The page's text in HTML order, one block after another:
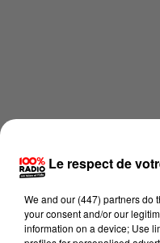
Le respect de
We and our (447) partnersdo
your consent and/or our
information on a device; Use